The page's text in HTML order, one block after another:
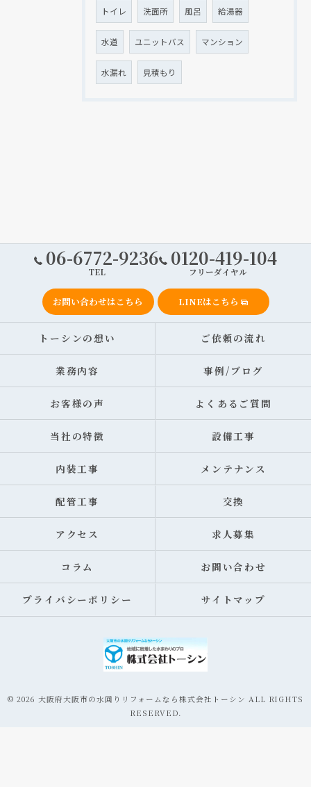
トイレ 洗面所 風呂 給湯器
水道 ユニットバス マンション
水漏れ 見積もり
06-6772-9236
TEL
0120-419-104
フリーダイヤル
お問い合わせはこちら LINEはこちら
トーシンの想い ご依頼の流れ
業務内容 事例/ブログ
お客様の声 よくあるご質問
当社の特徴 設備工事
内装工事 メンテナンス
配管工事 交換
アクセス 求人募集
コラム お問い合わせ
プライバシーポリシー サイトマップ
© 2026 大阪府大阪市の水回りリフォームなら株式会社トーシン ALL RIGHTS
RESERVED.